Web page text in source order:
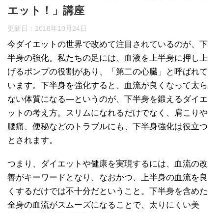
エット！」講座
更新日： 2018年10月24日
今ダイエットの世界で改めて注目されているのが、下
半身の強化。私たちの足には、血液を上半身に押し上
げるポンプの役割があり、「第二の心臓」と呼ばれて
います。下半身を強化すると、血流が良くなって太ら
ない体質になる—というのが、下半身を鍛えるダイエ
ットの考え方。スリムになれるだけでなく、肩こりや
腰痛、便秘などのトラブルにも、下半身強化は役立つ
とされます。
つまり、ダイエットや健康を実現するには、血流の改
善がキーワードとなり、なおかつ、上半身の血流を良
くするだけでは不十分だということ。下半身を含めた
全身の血流がスムーズになることで、太りにくい美